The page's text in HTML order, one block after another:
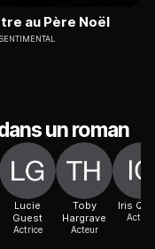
au Père Noël
SENTIMENTAL
un roman
Lucie
Guest
Actrice
Toby
Hargrave
Acteur
Iris
Actrice